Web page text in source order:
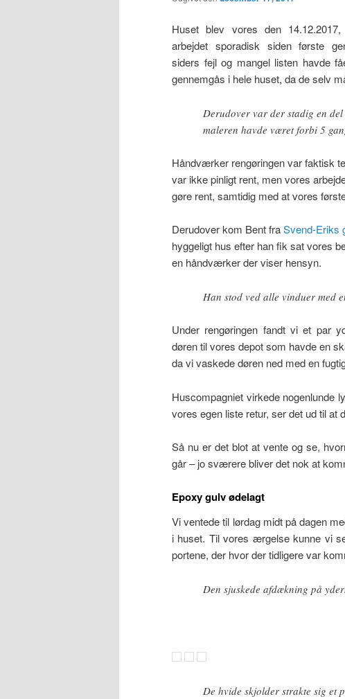
Huset blev vores den
arbejdet sporadisk siden første
siders fejl og mangel listen havde
gennemgås i hele huset, da de selv
Derudover var der stadig en
maleren havde været forbi 5
Håndværker rengøringen var faktisk
var ikke pinligt rent, men vores
gøre rent, samtidig med at vores
Derudover kom Bent fraSvend-Eriks
hyggeligt hus efter han fik sat vores
en håndværker der viser hensyn.
Han stod ved alle vinduer med
Under rengøringen fandt vi et par
døren til vores depot som havde en
da vi vaskede døren ned med en
Huscompagniet virkede nogenlunde
vores egen liste retur, ser det ud til at
Så nu er det blot at vente og se,
går – jo sværere bliver det nok at
Epoxy gulv ødelagt
Vi ventede til lørdag midt på dagen
i huset. Til vores ærgelse kunne vi
portene, der hvor der tidligere var
Den sjuskede afdækning på
De hvide skjolder strakte sig et